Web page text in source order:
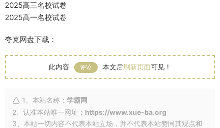
2025高三名校试卷
2025高一名校试卷
夸克网盘下载：
此内容 评论 本文后刷新页面可见！
1、本站名称： 学霸网
2、认准本站唯一网址： https://www.xue-ba.org
3、本站一切内容不代表本站立场，并不代表本站赞同其观点和